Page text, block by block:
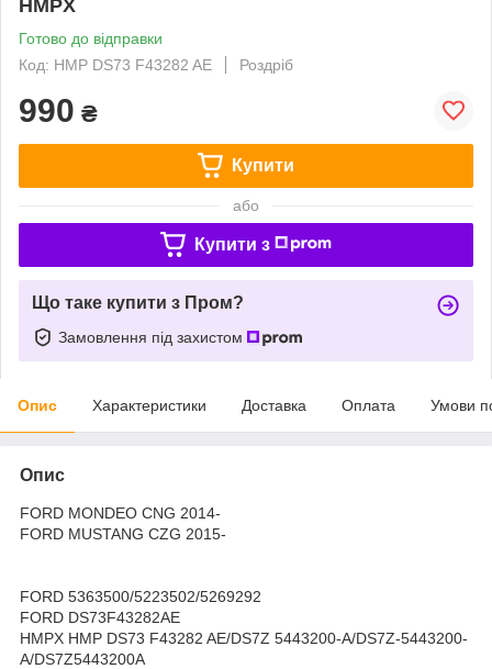
HMPX
Готово до відправки
Код: HMP DS73 F43282 AE
Роздріб
990 ₴
Купити
або
Купити з
Що таке купити з Пром?
Замовлення під захистом
Опис Характеристики Доставка Оплата Умови
Опис
FORD MONDEO CNG 2014-
FORD MUSTANG CZG 2015-
FORD 5363500/5223502/5269292
FORD DS73F43282AE
HMPX HMP DS73 F43282 AE/DS7Z 5443200-A/DS7Z-5443200-
A/DS7Z5443200A